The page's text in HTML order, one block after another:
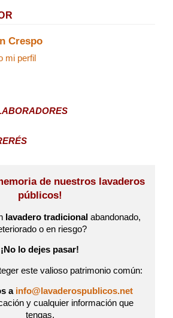
Crespo
mi perfil
de nuestros lavaderos
públicos!
lavadero tradicional abandonado,
o en riesgo?
¡No lo dejes pasar!
este valioso patrimonio común:
a info@lavaderospublicos.net
y cualquier información que
tengas.